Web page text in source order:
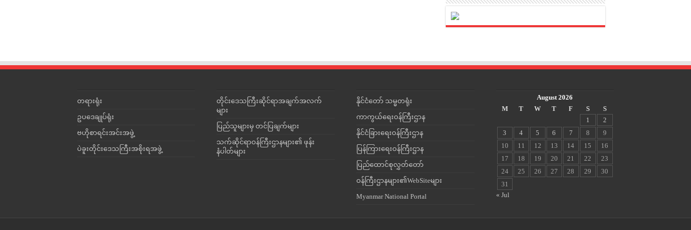
တရားရုံး
ဥပဒေချုပ်ရုံး
ဗဟိုစာရင်းအင်းအဖွဲ့
ပဲခူးတိုင်းဒေသကြီးအစိုးရအဖွဲ့
တိုင်းဒေသကြီးဆိုင်ရာအချက်အလက်
များ
ပြည်သူများမှ တင်ပြချက်များ
သက်ဆိုင်ရာဝန်ကြီးဌာနများ၏ ဖုန်း
နံပါတ်များ
နိုင်ငံတော် သမ္မတရုံး
ကာကွယ်ရေးဝန်ကြီးဌာန
နိုင်ငံခြားရေးဝန်ကြီးဌာန
ပြန်ကြားရေးဝန်ကြီးဌာန
ပြည်ထောင်စုလွှတ်တော်
ဝန်ကြီးဌာနများ၏WebSiteများ
Myanmar National Portal
August 2026
M
T W T F S
S
1
2
3
4 5 6 7 8
9
10
11 12 13 14 15
16
17
18 19 20 21 22
23
24
25 26 27 28 29
30
31
« Jul